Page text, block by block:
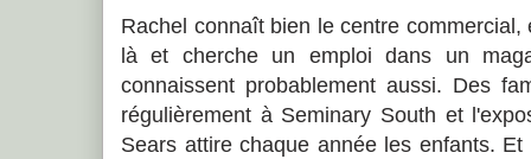
Rachel connaît bien le centre
là et cherche un emploi dans un
connaissent probablement aussi. Des
régulièrement à Seminary South et
Sears attire chaque année les enfants.